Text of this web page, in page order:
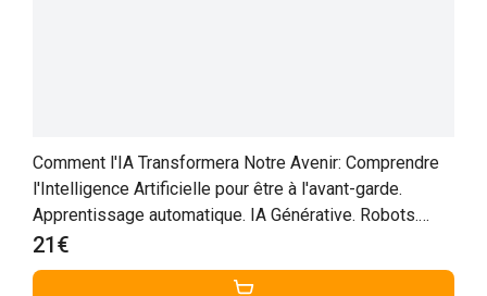
Comment l'IA Transformera Notre Avenir: Comprendre
l'Intelligence Artificielle pour être à l'avant-garde.
Apprentissage automatique. IA Générative. Robots.
Superintelligence.
21€